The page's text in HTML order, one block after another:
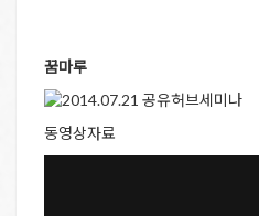
꿈마루
동영상자료